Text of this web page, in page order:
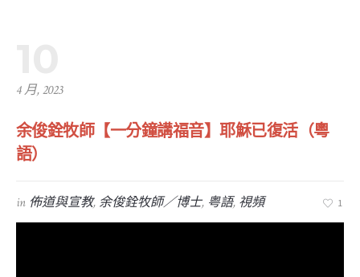
4 月, 2023
余俊銓牧師【一分鐘講福音】耶穌已復活（粵
語）
in 佈道與宣教, 余俊銓牧師／博士, 粤語, 視頻 1